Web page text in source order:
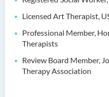
Licensed Art Therapist,
Professional Member,
Therapists
Review Board Member,
Therapy Association
陳
Dr